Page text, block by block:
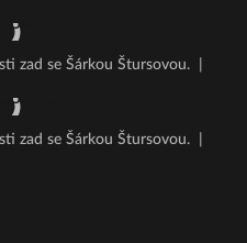
zad se Šárkou Štursovou.
zad se Šárkou Štursovou.